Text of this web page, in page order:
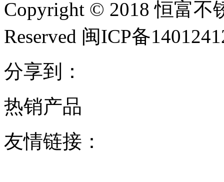
Copyright © 2018 恒富不
Reserved 闽ICP备
分享到：
热销产品
友情链接：